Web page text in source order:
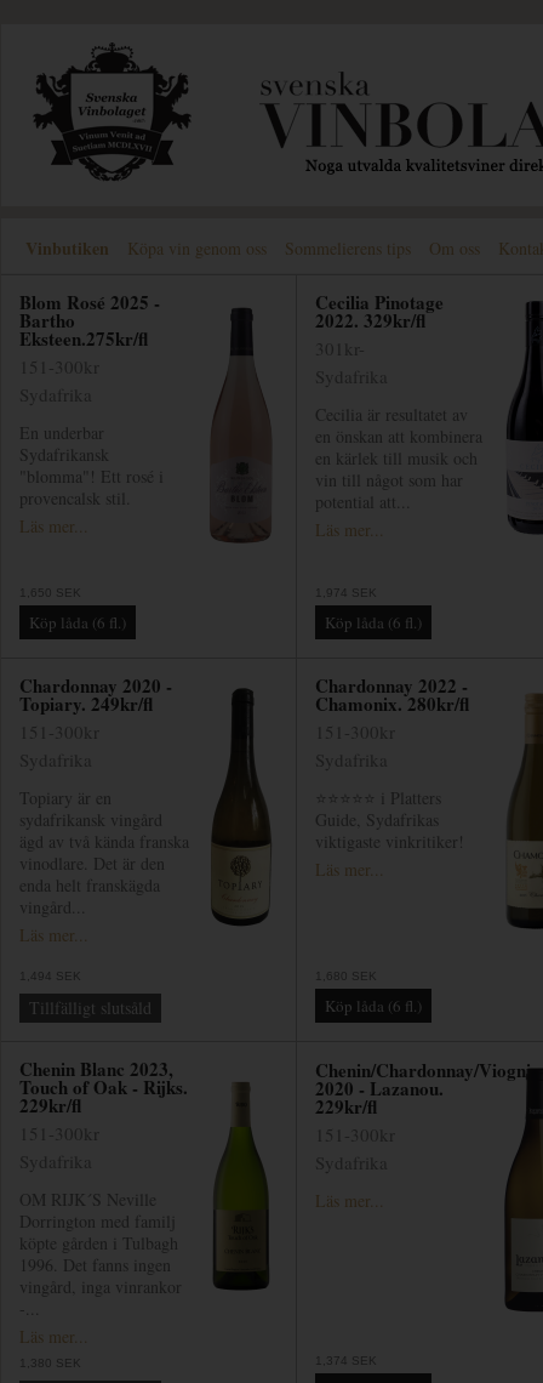
Vinbutiken Köpa vin genom oss Sommelierens tips Om oss
Blom Rosé 2025 -
Bartho
Eksteen.275kr/fl
151-300kr
Sydafrika
En underbar
Sydafrikansk
"blomma"! Ett rosé i
provencalsk stil.
Läs mer...
1,650 SEK
Cecilia Pinotage
2022. 329kr/fl
301kr-
Sydafrika
Cecilia är resultatet av
en önskan att kombinera
en kärlek till musik och
vin till något som har
potential att...
Läs mer...
1,974 SEK
Chardonnay 2020 -
Topiary. 249kr/fl
151-300kr
Sydafrika
Topiary är en
sydafrikansk vingård
ägd av två kända franska
vinodlare. Det är den
enda helt franskägda
vingård...
Läs mer...
1,494 SEK
Tillfälligt slutsåld
Chardonnay 2022 -
Chamonix. 280kr/fl
151-300kr
Sydafrika
⭐⭐⭐⭐⭐ i Platters
Guide, Sydafrikas
viktigaste vinkritiker!
Läs mer...
1,680 SEK
Chenin Blanc 2023,
Touch of Oak - Rijks.
229kr/fl
151-300kr
Sydafrika
OM RIJK´S Neville
Dorrington med familj
köpte gården i Tulbagh
1996. Det fanns ingen
vingård, inga vinrankor
-...
Läs mer...
1,380 SEK
Chenin/Chardonnay/
2020 - Lazanou.
229kr/fl
151-300kr
Sydafrika
Läs mer...
1,374 SEK